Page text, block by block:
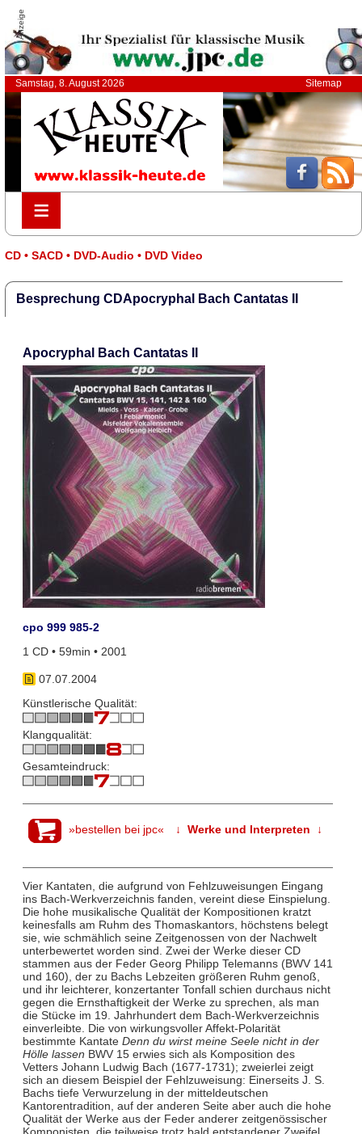
Anzeige
Samstag, 8. August 2026 Sitemap
≡
≡
CD • SACD • DVD-Audio • DVD Video
Besprechung CDApocryphal Bach Cantatas II
Apocryphal Bach Cantatas II
cpo 999 985-2
1 CD • 59min • 2001
07.07.2004
Künstlerische Qualität:
Klangqualität:
Gesamteindruck:
»bestellen bei jpc« ↓ Werke und Interpreten ↓
Vier Kantaten, die aufgrund von Fehlzuweisungen Eingang
ins Bach-Werkverzeichnis fanden, vereint diese Einspielung.
Die hohe musikalische Qualität der Kompositionen kratzt
keinesfalls am Ruhm des Thomaskantors, höchstens belegt
sie, wie schmählich seine Zeitgenossen von der Nachwelt
unterbewertet worden sind. Zwei der Werke dieser CD
stammen aus der Feder Georg Philipp Telemanns (BWV 141
und 160), der zu Bachs Lebzeiten größeren Ruhm genoß,
und ihr leichterer, konzertanter Tonfall schien durchaus nicht
gegen die Ernsthaftigkeit der Werke zu sprechen, als man
die Stücke im 19. Jahrhundert dem Bach-Werkverzeichnis
einverleibte. Die von wirkungsvoller Affekt-Polarität
bestimmte Kantate Denn du wirst meine Seele nicht in der
Hölle lassen BWV 15 erwies sich als Komposition des
Vetters Johann Ludwig Bach (1677-1731); zweierlei zeigt
sich an diesem Beispiel der Fehlzuweisung: Einerseits J. S.
Bachs tiefe Verwurzelung in der mitteldeutschen
Kantorentradition, auf der anderen Seite aber auch die hohe
Qualität der Werke aus der Feder anderer zeitgenössischer